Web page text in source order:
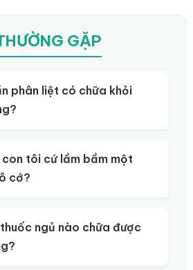
GẶP
phân liệt có chữa khỏi
tôi cứ lầm bầm một
cớ?
ngủ nào chữa được